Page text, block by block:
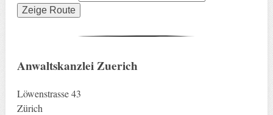
Anwaltskanzlei Zuerich
Löwenstrasse 43
Zürich